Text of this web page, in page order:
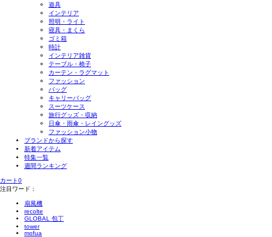
遊具
インテリア
照明・ライト
寝具・まくら
ゴミ箱
時計
インテリア雑貨
テーブル・椅子
カーテン・ラグマット
ファッション
バッグ
キャリーバッグ
スーツケース
旅行グッズ・収納
日傘・雨傘・レイングッズ
ファッション小物
ブランドから探す
新着アイテム
特集一覧
週間ランキング
カート0
注目ワード：
扇風機
recolte
GLOBAL 包丁
tower
mofua